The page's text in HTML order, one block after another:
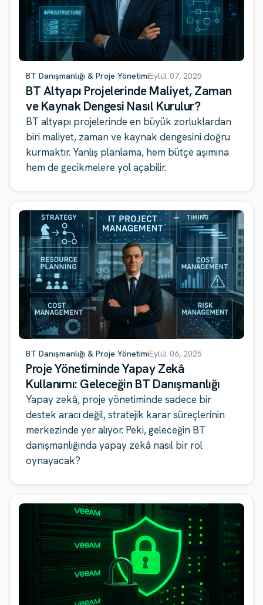
BT Danışmanlığı & Proje YönetimiEylül 07, 2025
BT Altyapı Projelerinde Maliyet, Zaman
ve Kaynak Dengesi Nasıl Kurulur?
BT altyapı projelerinde en büyük zorluklardan
biri maliyet, zaman ve kaynak dengesini doğru
kurmaktır. Yanlış planlama, hem bütçe aşımına
hem de gecikmelere yol açabilir.
BT Danışmanlığı & Proje YönetimiEylül 06, 2025
Proje Yönetiminde Yapay Zekâ
Kullanımı: Geleceğin BT Danışmanlığı
Yapay zekâ, proje yönetiminde sadece bir
destek aracı değil, stratejik karar süreçlerinin
merkezinde yer alıyor. Peki, geleceğin BT
danışmanlığında yapay zekâ nasıl bir rol
oynayacak?